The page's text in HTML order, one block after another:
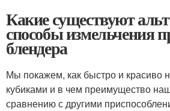
Какие существуют
способы измельчения
блендера
Мы покажем, как быстро и красиво
кубиками и в чем преимущество
сравнению с другими